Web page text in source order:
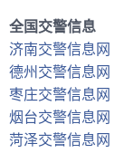
全国交警信息
济南交警信息网
德州交警信息网
枣庄交警信息网
烟台交警信息网
菏泽交警信息网